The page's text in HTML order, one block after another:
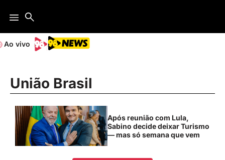
Ao vivo
União Brasil
Após reunião com Lula,
Sabino decide deixar Turismo
— mas só semana que vem